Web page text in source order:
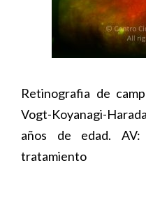
Retinografia de
Vogt-Koyanagi-
años de edad.
tratamiento